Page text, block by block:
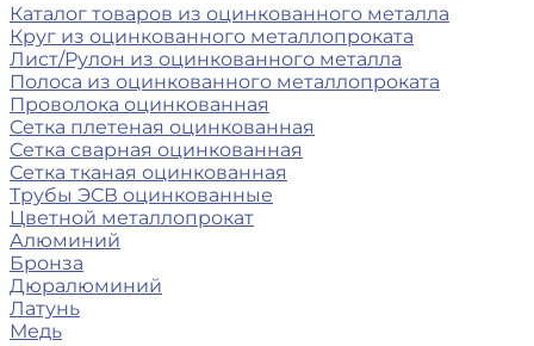
Каталог товаров из оцинкованного металла
Круг из оцинкованного металлопроката
Лист/Рулон из оцинкованного металла
Полоса из оцинкованного металлопроката
Проволока оцинкованная
Сетка плетеная оцинкованная
Сетка сварная оцинкованная
Сетка тканая оцинкованная
Трубы ЭСВ оцинкованные
Цветной металлопрокат
Алюминий
Бронза
Дюралюминий
Латунь
Медь